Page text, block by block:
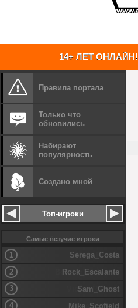
14+ ЛЕТ ОНЛАЙН!
Запустите скачанный файл игры
Укажите путь установки
Установите игру
Шаг 1 Установите игру
Правила портала
Только что
обновились
Набирают
популярность
Создано мной
Топ-игроки
Самые везучие игроки
1
Serega_Costa
2
Rock_Escalante
3
Sam_Ghost
4
Mike_Scofield